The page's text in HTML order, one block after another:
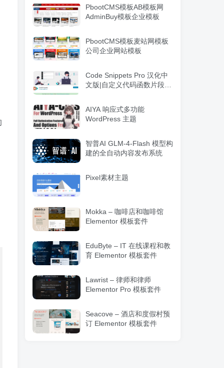
PbootCMS模板AB模板网
AdminBuy模板企业模板
PbootCMS模板麦站网模板
公司企业网站模板
Code Snippets Pro 汉化中
文版|自定义代码函数片段管
AIYA 响应式多功能
WordPress 主题
智普AI GLM-4-Flash 模型构
建的全自动内容发布系统
Pixel素材主题
Mokka – 咖啡店和咖啡馆
Elementor 模板套件
EduByte – IT 在线课程和教
育 Elementor 模板套件
Lawrist – 律师和律师
Elementor Pro 模板套件
Seacove – 酒店和度假村预
订 Elementor 模板套件